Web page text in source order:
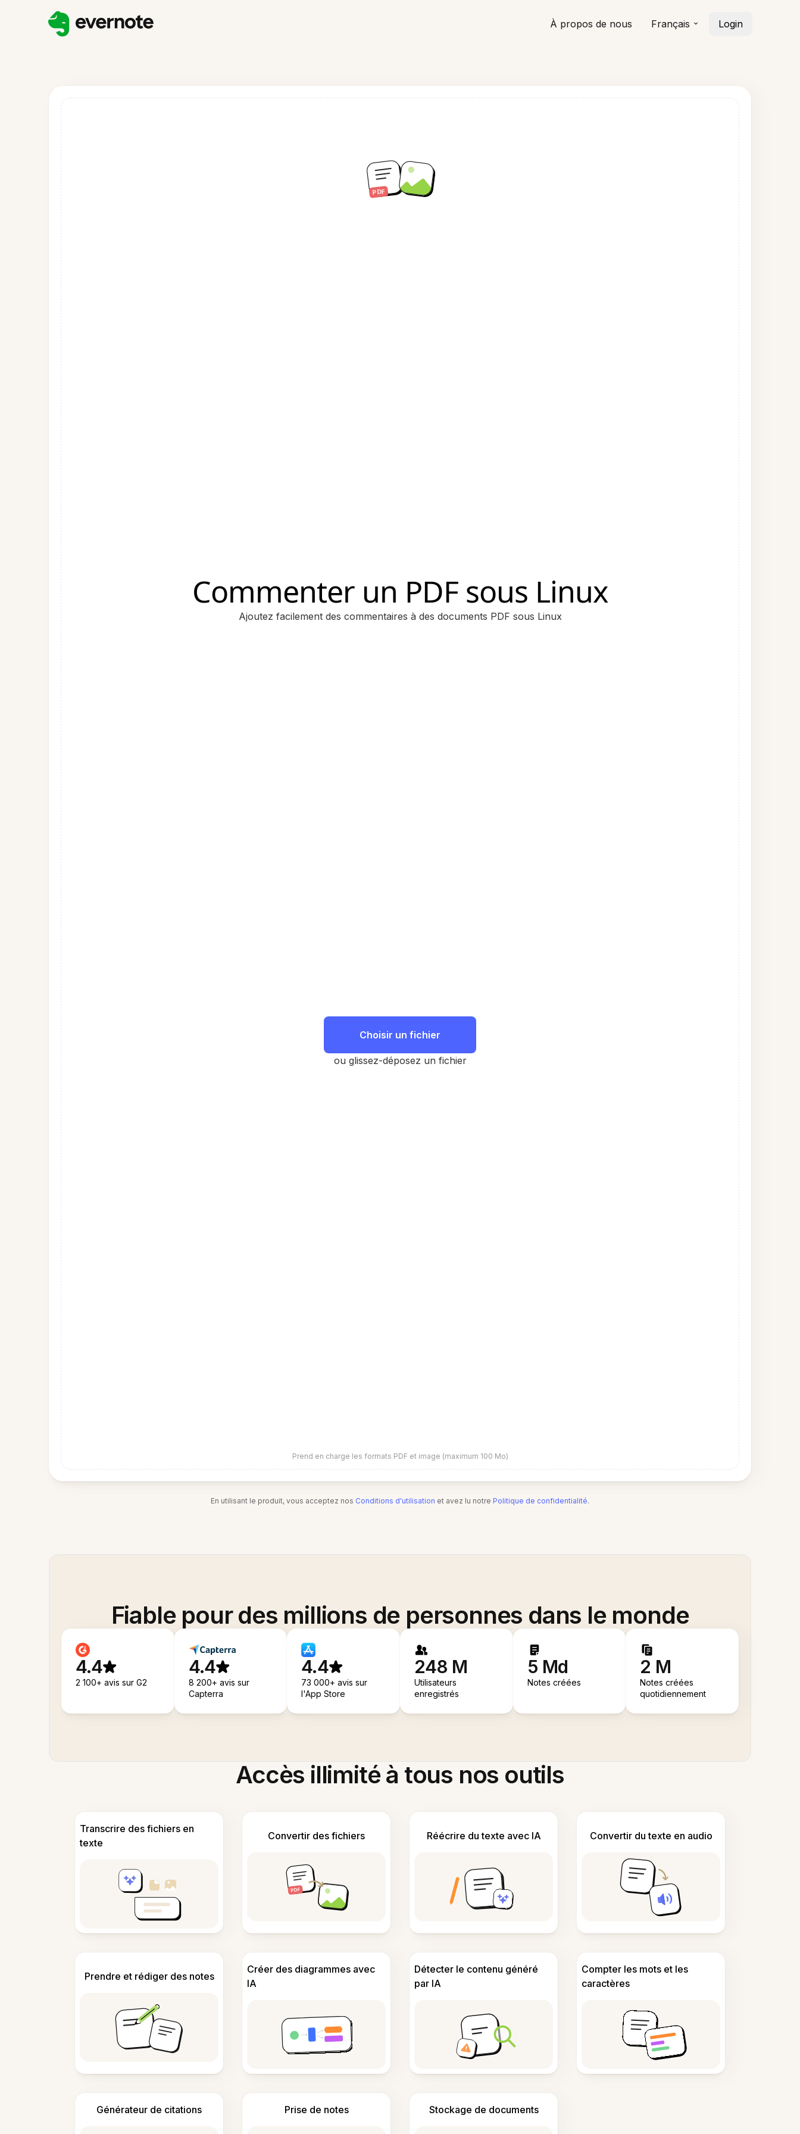
À propos de nous Français Login
Commenter un PDF sous Linux
Ajoutez facilement des commentaires à des documents PDF sous Linux
Choisir un fichier
ou glissez-déposez un fichier
Prend en charge les formats PDF et image (maximum 100 Mo)
En utilisant le produit, vous acceptez nos Conditions d'utilisation et avez lu notre Politique de confidentialité.
Fiable pour des millions de personnes dans le monde
4.4
2 100+ avis sur G2
4.4
8 200+ avis sur
Capterra
4.4
73 000+ avis sur
l'App Store
248 M
Utilisateurs
enregistrés
5 Md
Notes créées
2 M
Notes créées
quotidiennement
Accès illimité à tous nos outils
Transcrire des fichiers en
texte
Convertir des fichiers Réécrire du texte avec IA Convertir du texte en audio
Prendre et rédiger des notes
Créer des diagrammes avec
IA
Détecter le contenu généré
par IA
Compter les mots et les
caractères
Générateur de citations Prise de notes Stockage de documents